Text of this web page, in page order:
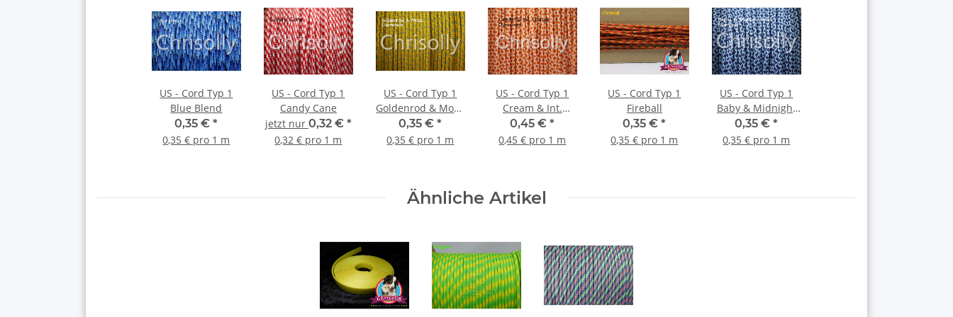
US - Cord Typ 1
Blue Blend
0,35 €*
0,35 € pro 1 m
US - Cord Typ 1
Candy Cane
jetzt nur 0,32 € *
0,32 € pro 1 m
US - Cord Typ 1
Goldenrod & Moos
Diamonds
0,35 €*
0,35 € pro 1 m
US - Cord Typ 1
Cream & Int.
Orange Diamonds
0,45 €*
0,45 € pro 1 m
US - Cord Typ 1
Fireball
0,35 €*
0,35 € pro 1 m
US - Cord Typ 1
Baby & Midnight
Blue Diamonds
0,35 €*
0,35 € pro 1 m
Ähnliche Artikel